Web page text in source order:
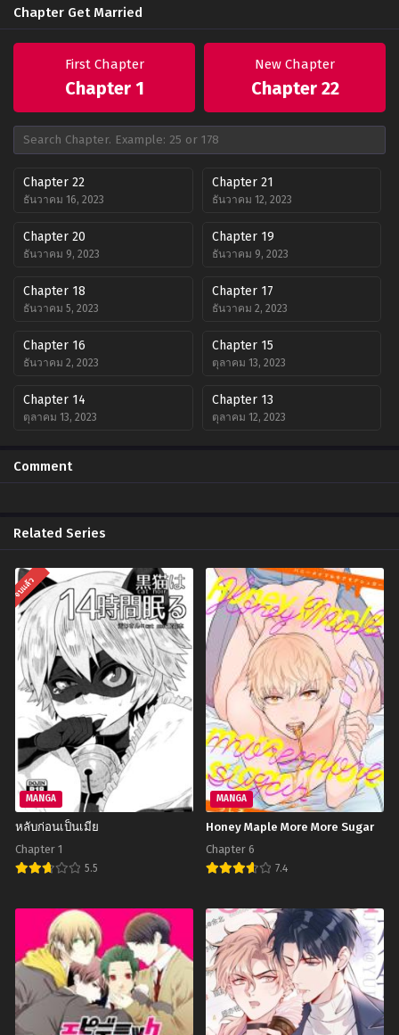
Chapter Get Married
First Chapter
Chapter 1
New Chapter
Chapter 22
Chapter 22
ธันวาคม 16, 2023
Chapter 21
ธันวาคม 12, 2023
Chapter 20
ธันวาคม 9, 2023
Chapter 19
ธันวาคม 9, 2023
Chapter 18
ธันวาคม 5, 2023
Chapter 17
ธันวาคม 2, 2023
Chapter 16
ธันวาคม 2, 2023
Chapter 15
ตุลาคม 13, 2023
Chapter 14
ตุลาคม 13, 2023
Chapter 13
ตุลาคม 12, 2023
ตุลาคม 1, 2023
ตุลาคม 1, 2023
ตุลาคม 1, 2023 ตุลาคม 1, 2023
Chapter 6
ตุลาคม 1, 2023
Chapter 5
ตุลาคม 1, 2023
Chapter 4
ตุลาคม 1, 2023
Chapter 3
ตุลาคม 1, 2023
Chapter 2
ตุลาคม 1, 2023
Chapter 1
ตุลาคม 1, 2023
Comment
Related Series
จบแล้ว
MANGA
หลับก่อนเป็นเมีย
Chapter 1
5.5
MANGA
Honey Maple More More Sugar
Chapter 6
7.4